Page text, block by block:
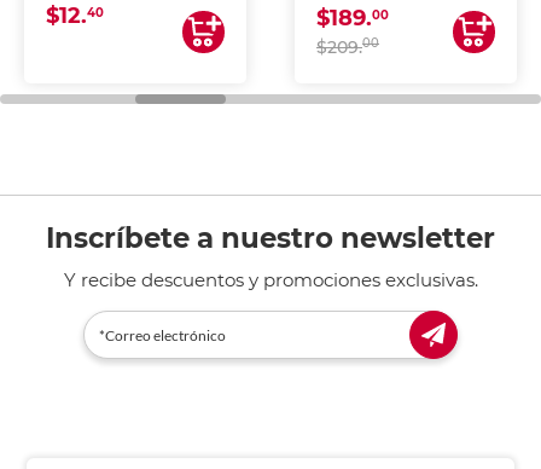
$12.40 $189.00
$209.00
Inscríbete a nuestro newsletter
Y recibe descuentos y promociones exclusivas.